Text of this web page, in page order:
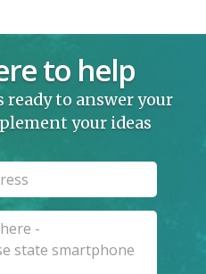
to help
ready to answer your
your ideas